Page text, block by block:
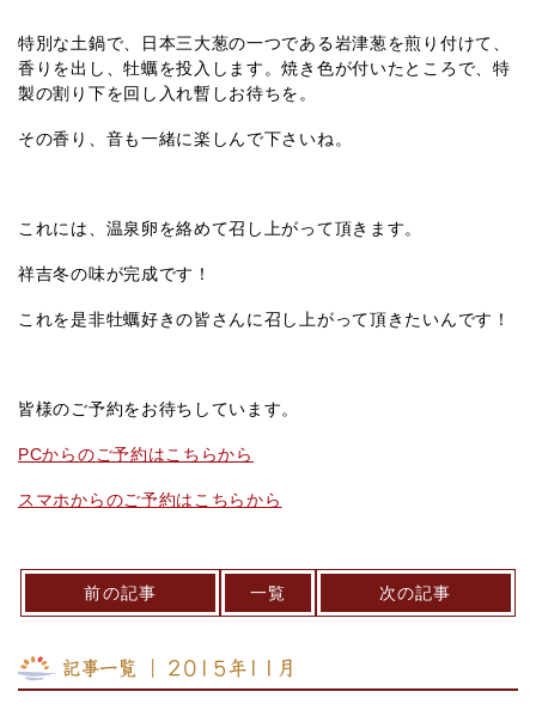
特別な土鍋で、日本三大葱の一つである岩津葱を煎り付けて、
香りを出し、牡蠣を投入します。焼き色が付いたところで、特
製の割り下を回し入れ暫しお待ちを。
その香り、音も一緒に楽しんで下さいね。
これには、温泉卵を絡めて召し上がって頂きます。
祥吉冬の味が完成です！
これを是非牡蠣好きの皆さんに召し上がって頂きたいんです！
皆様のご予約をお待ちしています。
PCからのご予約はこちらから
スマホからのご予約はこちらから
前の記事 一覧 次の記事
記事一覧 ｜ 2015年11月